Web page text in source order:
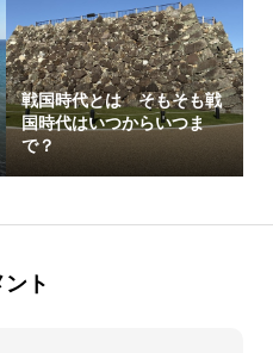
戦国時代とは そもそも戦
国時代はいつからいつま
で？
ト